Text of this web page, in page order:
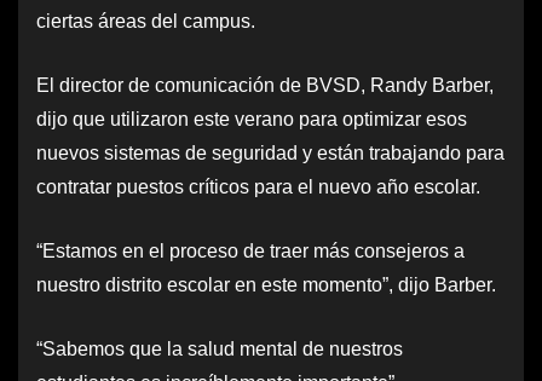
ciertas áreas del campus.
El director de comunicación de BVSD, Randy Barber,
dijo que utilizaron este verano para optimizar esos
nuevos sistemas de seguridad y están trabajando para
contratar puestos críticos para el nuevo año escolar.
“Estamos en el proceso de traer más consejeros a
nuestro distrito escolar en este momento”, dijo Barber.
“Sabemos que la salud mental de nuestros